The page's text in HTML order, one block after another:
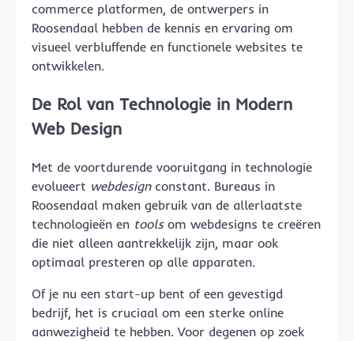
commerce platformen, de ontwerpers in
Roosendaal hebben de kennis en ervaring om
visueel verbluffende en functionele websites te
ontwikkelen.
De Rol van Technologie in Modern
Web Design
Met de voortdurende vooruitgang in technologie
evolueert webdesignconstant. Bureaus in
Roosendaal maken gebruik van de allerlaatste
technologieën en toolsom webdesigns te creëren
die niet alleen aantrekkelijk zijn, maar ook
optimaal presteren op alle apparaten.
Of je nu een start-up bent of een gevestigd
bedrijf, het is cruciaal om een sterke online
aanwezigheid te hebben. Voor degenen op zoek